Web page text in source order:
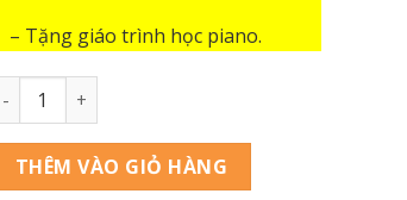
– Tặng giáo trình học piano.
Grand Piano Yamaha G3B số lượng
THÊM VÀO GIỎ HÀNG